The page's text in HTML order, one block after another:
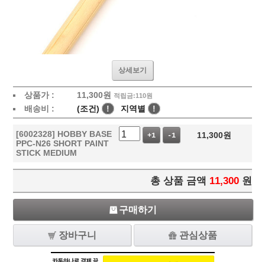
상세보기
상품가 : 11,300원 적립금:110원
배송비 : (조건) ! 지역별 !
[6002328] HOBBY BASE
PPC-N26 SHORT PAINT
STICK MEDIUM
+1 -1 11,300원
총 상품 금액 11,300 원
구매하기
장바구니 관심상품